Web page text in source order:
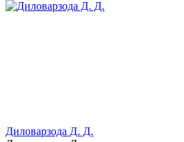
Диловарзода Д. Д.